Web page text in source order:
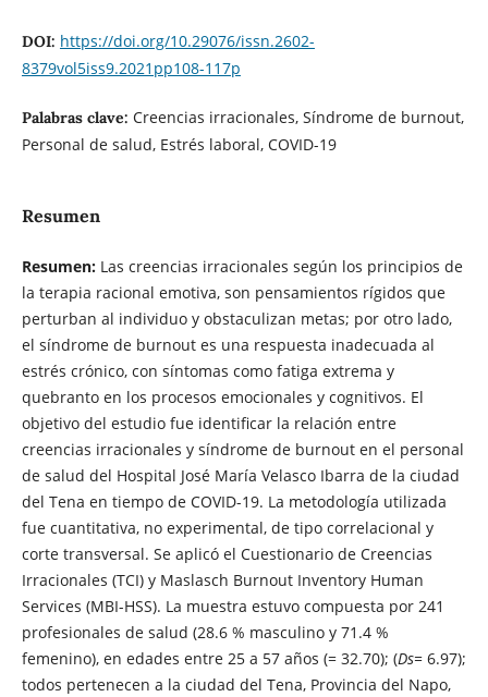
DOI: https://doi.org/10.29076/issn.2602-
8379vol5iss9.2021pp108-117p
Palabras clave: Creencias irracionales, Síndrome de burnout,
Personal de salud, Estrés laboral, COVID-19
Resumen
Resumen: Las creencias irracionales según los principios de
la terapia racional emotiva, son pensamientos rígidos que
perturban al individuo y obstaculizan metas; por otro lado,
el síndrome de burnout es una respuesta inadecuada al
estrés crónico, con síntomas como fatiga extrema y
quebranto en los procesos emocionales y cognitivos. El
objetivo del estudio fue identificar la relación entre
creencias irracionales y síndrome de burnout en el personal
de salud del Hospital José María Velasco Ibarra de la ciudad
del Tena en tiempo de COVID-19. La metodología utilizada
fue cuantitativa, no experimental, de tipo correlacional y
corte transversal. Se aplicó el Cuestionario de Creencias
Irracionales (TCI) y Maslasch Burnout Inventory Human
Services (MBI-HSS). La muestra estuvo compuesta por 241
profesionales de salud (28.6 % masculino y 71.4 %
femenino), en edades entre 25 a 57 años (= 32.70); (Ds=6.97);
todos pertenecen a la ciudad del Tena, Provincia del Napo,